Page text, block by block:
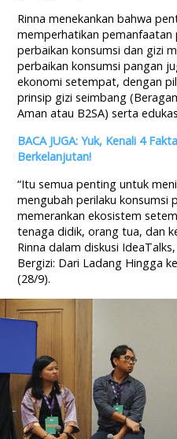
Rinna menekankan bahwa
memperhatikan
perbaikan konsumsi dan gizi
perbaikan konsumsi pangan
ekonomi setempat, dengan
prinsip gizi seimbang
Aman atau B2SA) serta
BACA JUGA: Yuk, Kenali 4
Berkelanjutan!
“Itu semua penting untuk
mengubah perilaku konsumsi
memerankan ekosistem
tenaga didik, orang tua, dan
Rinna dalam diskusi
Bergizi: Dari Ladang Hingga
(28/9).